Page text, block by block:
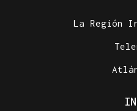
La Región